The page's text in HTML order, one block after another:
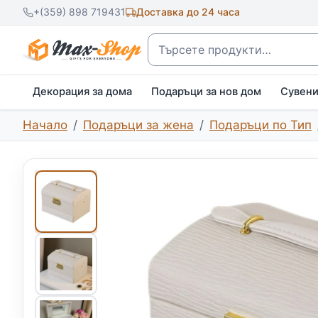
+(359) 898 719431 Доставка до 24 часа
Търсене
Декорация за дома Подаръци за нов дом
Начало Подаръци за жена Подаръци по Тип